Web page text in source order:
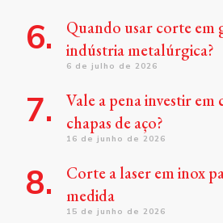
Quando usar corte em
indústria metalúrgica?
6 de julho de 2026
Vale a pena investir
chapas de aço?
16 de junho de 2026
Corte a laser em inox
medida
15 de junho de 2026